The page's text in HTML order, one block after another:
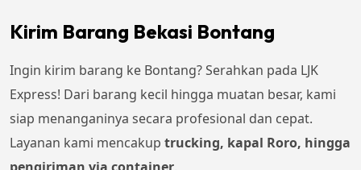
Kirim Barang Bekasi Bontang
Ingin kirim barang ke Bontang? Serahkan pada LJK
Express! Dari barang kecil hingga muatan besar, kami
siap menanganinya secara profesional dan cepat.
Layanan kami mencakup trucking, kapal Roro, hingga